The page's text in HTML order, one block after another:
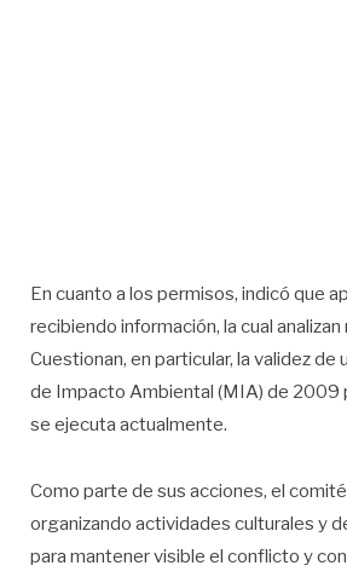
En cuanto a los permisos, indicó que
recibiendo información, la cual
Cuestionan, en particular, la validez de
de Impacto Ambiental (MIA) de 2009
se ejecuta actualmente.
Como parte de sus acciones, el
organizando actividades culturales y
para mantener visible el conflicto y